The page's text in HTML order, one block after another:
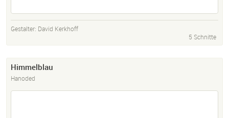
Gestalter: David Kerkhoff
5 Schnitte
Himmelblau
Hanoded